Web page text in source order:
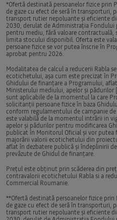
*Ofertă destinată persoanelor fizice prin
de gaze cu efect de seră în transporturi,
transport rutier nepoluante şi eficiente
2030, derulat de Administrația
pentru mediu, fără valoare
limita stocului disponibil. Oferta este
persoane fizice se vor putea înscrie în
aprobat pentru 2026.
Modalitatea de calcul a reducerii Rabla
ecotichetului, așa cum este precizat în
Ghidului de finanțare a Programului,
Ministerului mediului, apelor și pădurilor [
sunt aplicabile de la momentul la care
solicitanții persoane fizice în baza
conform regulamentului de campanie
este valabilă de la momentul intrării in
apelor și pădurilor pentru modificarea
publicat în Monitorul Oficial și vor putea
majorării valorii ecotichetului din
aflat în dezbatere publică și îndeplinirii
prevăzute de Ghidul de finanțare.
Prețul este obținut prin scăderea din
contravalorii ecotichetului Rabla si a
Commercial Roumanie.
**Ofertă destinată persoanelor fizice
de gaze cu efect de seră în transporturi,
transport rutier nepoluante şi eficiente